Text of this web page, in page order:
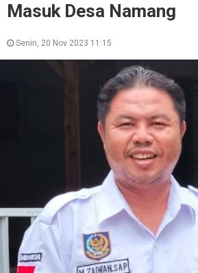
Masuk Desa Namang
Senin, 20 Nov 2023 11:15